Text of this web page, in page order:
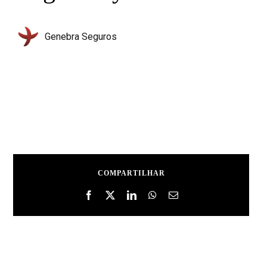
Genebra Seguros
COMPARTILHAR